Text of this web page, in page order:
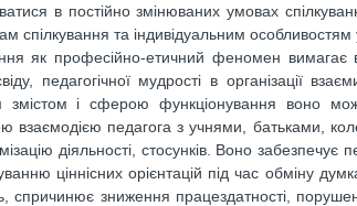
в постійно змінюваних умовах
спілкування та індивідуальним особливостям
як професійно-етичний феномен вимагає
педагогічної мудрості в організації
змістом і сферою функціонування воно
взаємодією педагога з учнями, батьками,
діяльності, стосунків. Воно забезпечує
ціннісних орієнтацій під час обміну
спричинює зниження працездатності,